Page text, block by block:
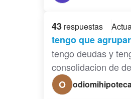
43 respuestas
tengo que
tengo deudas y
consolidacion de
O